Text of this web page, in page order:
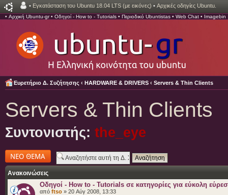
• Εγκατάσταση του Ubuntu 18.04 LTS (με εικόνες) • Αρχικές οδηγίες Ubuntu.
• Αρχική Ubuntu-gr• Οδηγοί - How to - Tutorials • Περιοδικό Ubuntistas • Web Chat • Imagebin
Ευρετήριο Δ. Συζήτησης ‹ HARDWARE & DRIVERS ‹ Servers & Thin Clients
Servers & Thin Clients
Συντονιστής: the_eye
Δημιουργία νέου
θέματος
Ανακοινώσεις
Οδηγοί - How to - Tutorials σε κατηγορίες για εύκολη
από ftso » 20 Αύγ 2008, 13:33